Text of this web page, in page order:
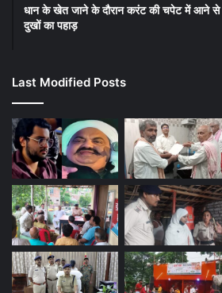
धान के खेत जाने के दौरान करंट की चपेट में आने से
दुखों का पहाड़
Last Modified Posts